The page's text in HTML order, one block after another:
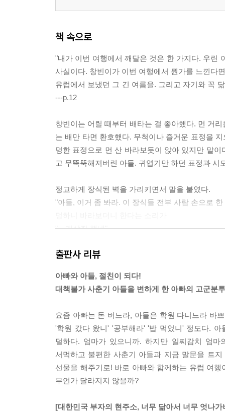
책 속으로
"내가 이번 여행에서 깨달은 것은 한 가지다. 우린
사실이다. 창빈이가 이번 여행에서 뭔가를 느낀다
유럽에서 보냈던 그 긴 여름을. 그리고 자기와 꼭
---p.12
창빈이는 어릴 때부터 배타는 걸 좋아했다. 먼 거
는 배만 타면 환호했다. 무척이나 즐거운 표정을
멍한 표정으로 먼 산 바라보듯이 앉아 있지만 말
고 무뚝뚝해져버린 아들. 귀엽기만 하던 표정과
정교하게 장식된 벽을 가리키면서 말을 붙였다.
"아들, 이거 좀 봐라. 이 장식들 전부 사람 손으로 한
"…개삽질 했네"
해졌다. 도대체 이 더위에 내가 뭘 하고 있는 거지?
기 또래 시절에 그린 그림이었다. 아이의 시선으
력파가 있다면 정말로 깜짝 놀랄 일이 아닌가. 어
얼굴을 본다. 얘한테 이렇게 다양한 표정이 있었
니다보니 겉으로 드러나는 모습 외에 아들의 내
견하는 것보다도 더 큰 발견이다."
---p.359
출판사 리뷰
아빠와 아들, 절친이 되다!
대책불가 사춘기 아들을 변하게 한 아빠의 고군분
요즘 아빠는 돈 버느라, 아들은 학원 다니느라 바
'학원 갔다 왔니' '공부해라' '밥 먹었니' 정도다.
덜하다. 엄마가 있으니까. 하지만 일찌감치 엄
서먹하고 불편한 사춘기 아들과 지금 말문을 트
선물을 해주기로! 바로 아빠와 함께하는 유럽 여
무언가 달라지지 않을까?
[대한민국 부자의 현주소, 너무 닮아서 너무 엇나가